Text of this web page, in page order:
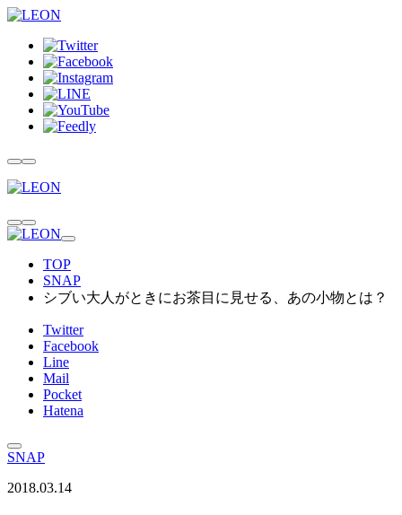
TOP
SNAP
シブい大人がときにお茶目に見せる、あの小物とは？
Twitter
Facebook
Line
Mail
Pocket
Hatena
SNAP
2018.03.14